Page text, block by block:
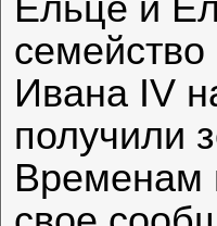
Ивана IV
получили
Временам